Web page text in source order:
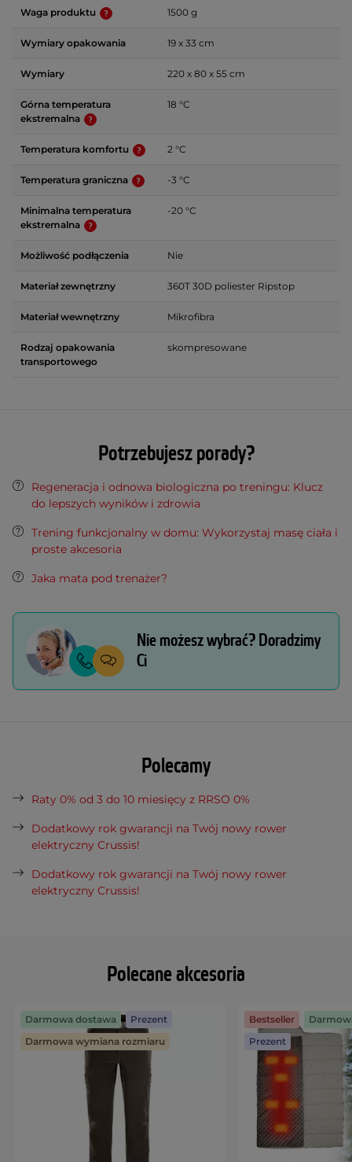
Polecane akcesoria
Darmowa dostawa
Prezent
Darmowa wymiana rozmiaru
Bestseller
Prezent
Waga produktu 1500 g
Wymiary opakowania 19 x 33 cm
Wymiary 220 x 80 x 55 cm
Górna temperatura
ekstremalna
18 °C
Temperatura komfortu 2 °C
Temperatura graniczna -3 °C
Minimalna temperatura
ekstremalna
-20 °C
Możliwość podłączenia Nie
Materiał zewnętrzny 360T 30D poliester Ripstop
Materiał wewnętrzny Mikrofibra
Rodzaj opakowania
transportowego
skompresowane
Potrzebujesz porady?
Regeneracja i odnowa biologiczna po treningu: Klucz
do lepszych wyników i zdrowia
Trening funkcjonalny w domu: Wykorzystaj masę ciała i
proste akcesoria
Jaka mata pod trenażer?
Nie możesz wybrać? Doradzimy
Ci
Polecamy
Raty 0% od 3 do 10 miesięcy z RRSO 0%
Dodatkowy rok gwarancji na Twój nowy rower
elektryczny Crussis!
Dodatkowy rok gwarancji na Twój nowy rower
elektryczny Crussis!